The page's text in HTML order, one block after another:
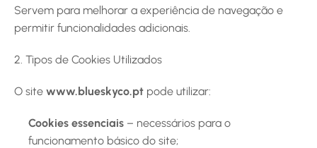
Servem para melhorar a experiência de navegação e
permitir funcionalidades adicionais.
2. Tipos de Cookies Utilizados
O site www.blueskyco.pt pode utilizar:
Cookies essenciais – necessários para o
funcionamento básico do site;